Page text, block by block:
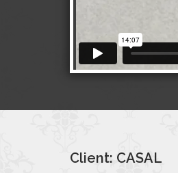
Client: CASAL